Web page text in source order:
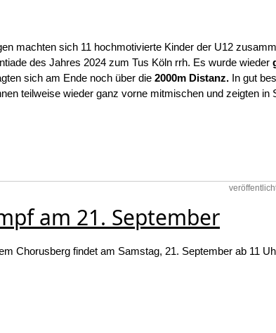
machten sich 11 hochmotivierte Kinder der U12
des Jahres 2024 zum Tus Köln rrh. Es wurde wieder
sich am Ende noch über die 2000m Distanz. In gut
teilweise wieder ganz vorne mitmischen und zeigten in
am 21. September
Chorusberg findet am Samstag, 21. September ab 11